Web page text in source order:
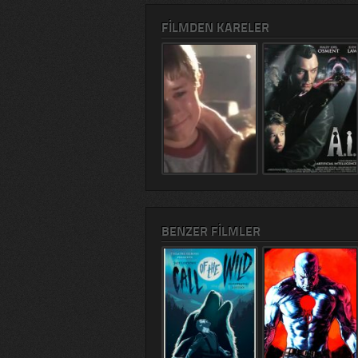
FILMDEN KARELER
BENZER FILMLER